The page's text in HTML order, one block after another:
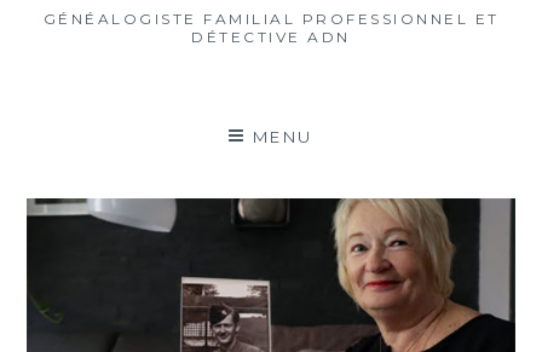
GÉNÉALOGISTE FAMILIAL PROFESSIONNEL ET
DÉTECTIVE ADN
MENU